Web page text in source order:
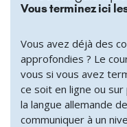
Vous terminez ici
Vous avez déjà des
approfondies ? Le
vous si vous avez
ce soit en ligne ou sur
la langue allemande
communiquer à un